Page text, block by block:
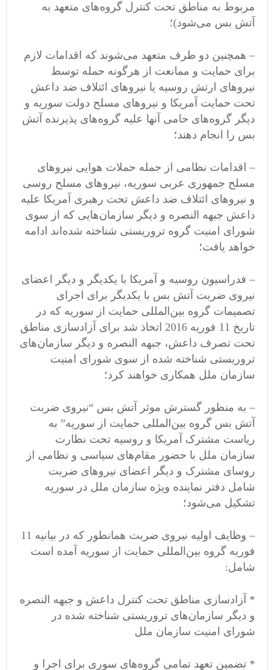
مربوط به مناطق تحت کنترل گروه‌های متعهد به
آتش بس می‌شود)؛
– همچنین دو طرف متعهد می‌شوند که اقدامات لازم
برای حمایت و ممانعت از هرگونه حمله توسط
نیروهای ارتش روسیه یا نیروهای ائتلاف ضد داعش
تحت حمایت آمریکا و نیروهای مسلح دولت سوریه و
دیگر گروه‌های حامی آنها علیه گروه‌های پذیرنده آتش
بس را انجام دهند؛
– اقدامات نظامی از جمله حملات هوایی نیروهای
مسلح جمهوری عربی سوریه، نیروهای مسلح روسی
و نیروهای ائتلاف ضد داعش تحت رهبری آمریکا علیه
داعش جبهه النصره و دیگر سازمان‌هایی که از سوی
شورای امنیت گروه تروریستی شناخته شده‌اند ادامه
خواهد یافت؛
– فدراسیون روسیه و آمریکا با یکدیگر و دیگر اعضای
نیروی ضربت آتش بس با یکدیگر برای اجرای
تصمیمات گروه بین‌المللی حمایت از سوریه که در
تاریخ 11 فوریه 2016 اتخاذ شد برای آزادسازی مناطق
تحت تصرف داعش، جبهه النصره و دیگر سازمان‌های
تروریستی شناخته شده از سوی شورای امنیت
سازمان ملل همکاری خواهند کرد؛
– به منظور گسترش موثر آتش بس “نیروی ضربت
آتش بس گروه بین‌المللی حمایت از سوریه” به
ریاست مشترک آمریکا و روسیه تحت نظارت
سازمان ملل با حضور مقام‌های سیاسی و نظامی از
روسای مشترک و دیگر اعضای نیروهای ضربت
شامل دفتر نماینده ویژه سازمان ملل در سوریه
تشکیل می‌شود؛
– وظایف اولیه‌ نیروی ضربت همانطور که در بیانیه 11
فوریه گروه بین‌المللی حمایت از سوریه آمده است
شامل:
* آزادسازی مناطق تحت کنترل داعش و جبهه النصره
و دیگر سازمان‌های تروریستی شناخته شده در
شورای امنیت سازمان ملل
* تضمین تعهد تمامی گروه‌های سوری برای اجرا و